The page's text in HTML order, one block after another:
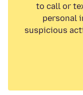
to call or
personal
suspicious